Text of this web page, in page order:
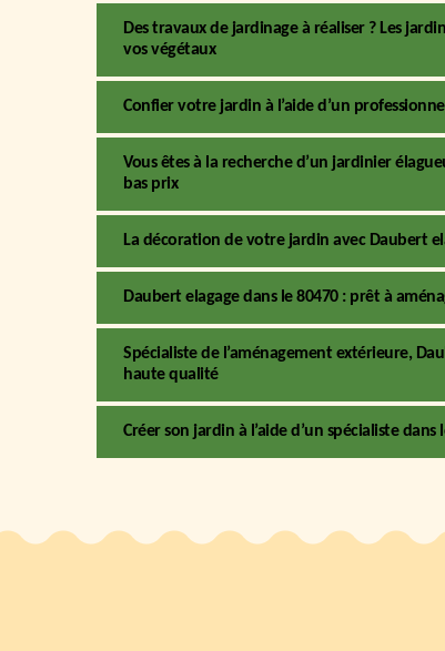
Des travaux de jardinage à réaliser ? Les
vos végétaux
Confier votre jardin à l’aide d’un
Vous êtes à la recherche d’un jardinier
bas prix
La décoration de votre jardin avec Daubert
Daubert elagage dans le 80470 : prêt à
Spécialiste de l’aménagement extérieure,
haute qualité
Créer son jardin à l’aide d’un spécialiste